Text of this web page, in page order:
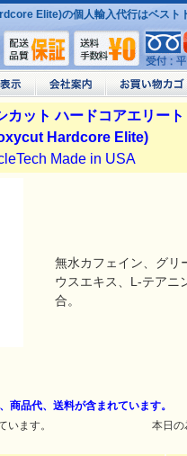
Elite)の個人輸入代行はベスト
カット ハードコアエリート
Hardcore Elite)
Made in USA
無水カフェイン、グリ
ウスエキス、L-テアニ
合。
商品代、送料が含まれています。
います。
本日の